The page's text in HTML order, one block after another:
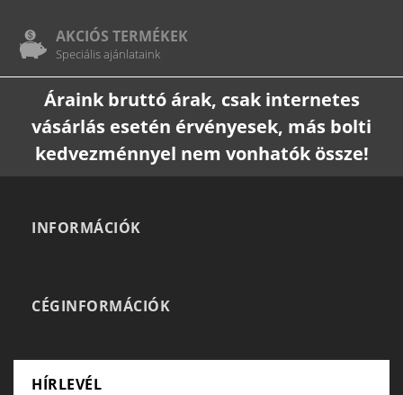
AKCIÓS TERMÉKEK
Speciális ajánlataink
Áraink bruttó árak, csak internetes
vásárlás esetén érvényesek, más bolti
kedvezménnyel nem vonhatók össze!
INFORMÁCIÓK
CÉGINFORMÁCIÓK
HÍRLEVÉL